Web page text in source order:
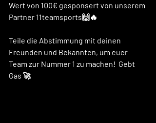
Wert von 100€ gesponsert von unserem
Partner 11teamsports🙌🔥
Teile die Abstimmung mit deinen
Freunden und Bekannten, um euer
Team zur Nummer 1 zu machen!  Gebt
Gas 🚀